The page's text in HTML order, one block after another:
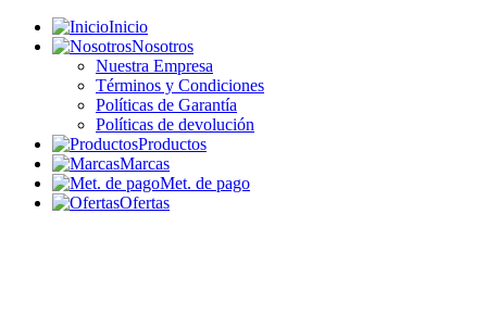
Inicio
Nosotros
Nuestra Empresa
Términos y Condiciones
Políticas de Garantía
Políticas de devolución
Productos
Marcas
Met. de pago
Ofertas